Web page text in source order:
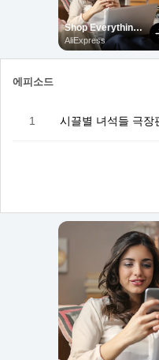
에피소드
1 시끌별 녀석들 극장